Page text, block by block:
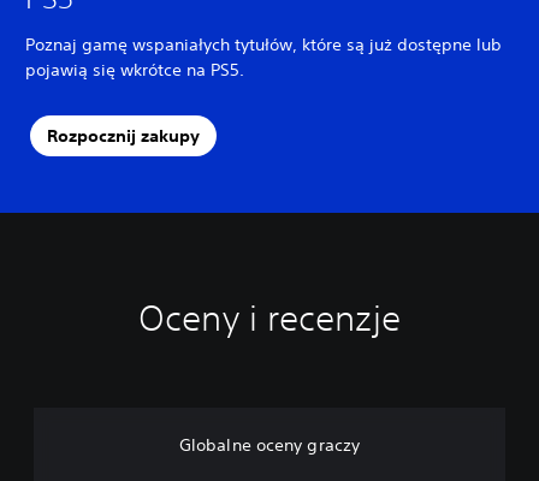
Poznaj gamę wspaniałych tytułów, które są już dostępne lub
pojawią się wkrótce na PS5.
Rozpocznij zakupy
Oceny i recenzje
Globalne oceny graczy